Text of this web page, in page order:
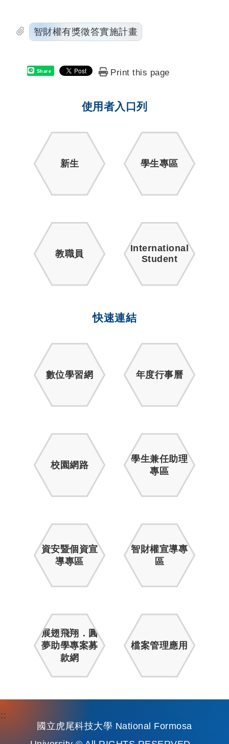
智財權有獎徵答實施計畫
Share Print this page
使用者入口列
新生 學生專區
教職員
International
Student
快速連結
數位學習網 年度行事曆
校園網路
學生兼任助理
專區
資安暨個資宣
導專區
智財權宣導專
區
展翅飛翔．圓
夢助學專案募
款網
檔案管理應用
國立虎尾科技大學 National Formosa